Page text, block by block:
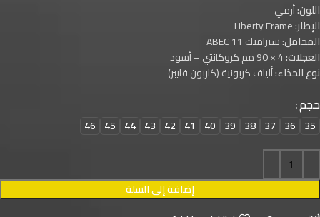
اللون:أرمي
الإطار:
المحامل:سيراميك ABEC 11
العجلات:
نوع الحذاء:ألياف كربونية (كاربون فايبر)
حجم
35
36
37
38
39
40
41
42
43
44
45
46
إضافة إلى السلة